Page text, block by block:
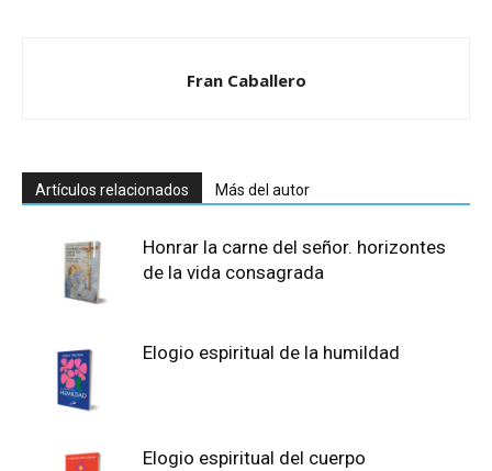
Fran Caballero
Artículos relacionados Más del autor
Honrar la carne del señor. horizontes
de la vida consagrada
Elogio espiritual de la humildad
Elogio espiritual del cuerpo